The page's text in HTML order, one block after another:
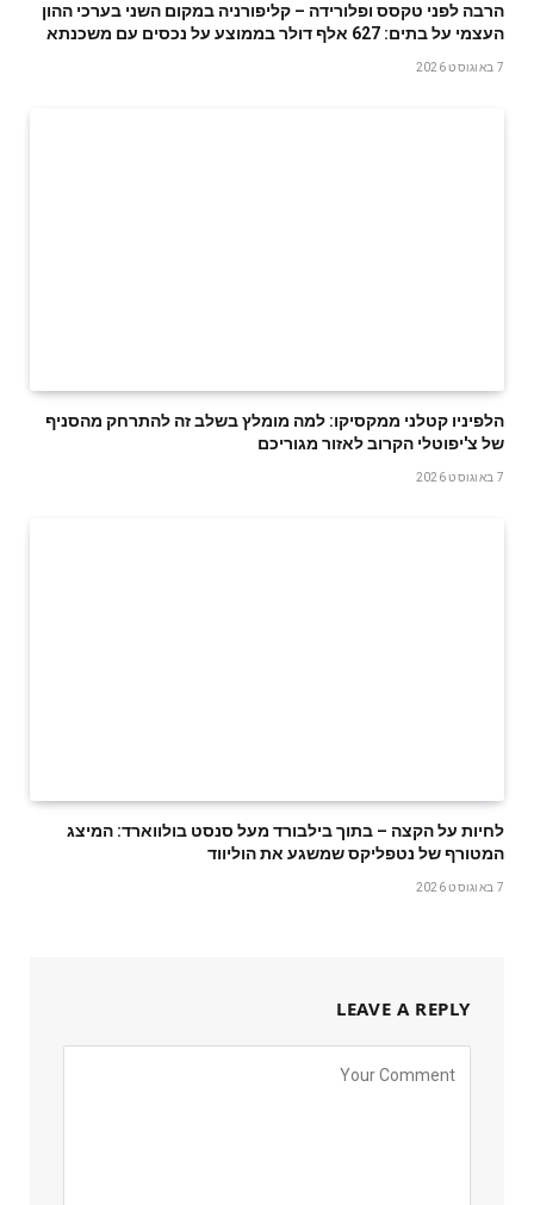
הרבה לפני טקסס ופלורידה – קליפורניה במקום השני בערכי ההון
העצמי על בתים: 627 אלף דולר בממוצע על נכסים עם משכנתא
7 באוגוסט 2026
הלפיניו קטלני ממקסיקו: למה מומלץ בשלב זה להתרחק מהסניף
של צ'יפוטלי הקרוב לאזור מגוריכם
7 באוגוסט 2026
לחיות על הקצה – בתוך בילבורד מעל סנסט בולווארד: המיצג
המטורף של נטפליקס שמשגע את הוליווד
7 באוגוסט 2026
LEAVE A REPLY